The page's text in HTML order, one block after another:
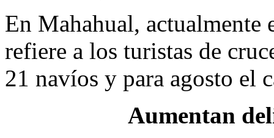
En Mahahual, actualmente
refiere a los turistas de
21 navíos y para agosto el
Aumentan